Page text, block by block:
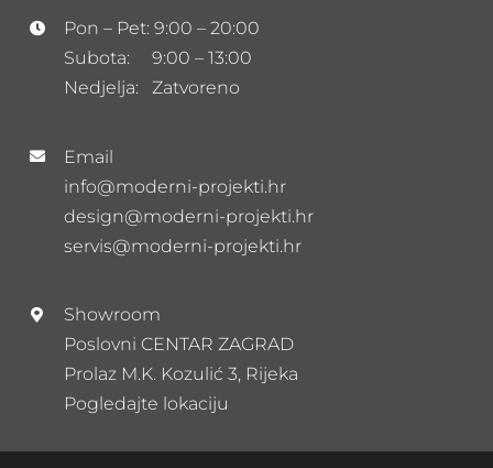
Pon – Pet: 9:00 – 20:00
Subota: 9:00 – 13:00
Nedjelja: Zatvoreno
Email
info@moderni-projekti.hr
design@moderni-projekti.hr
servis@moderni-projekti.hr
Showroom
Poslovni CENTAR ZAGRAD
Prolaz M.K. Kozulić 3, Rijeka
Pogledajte lokaciju